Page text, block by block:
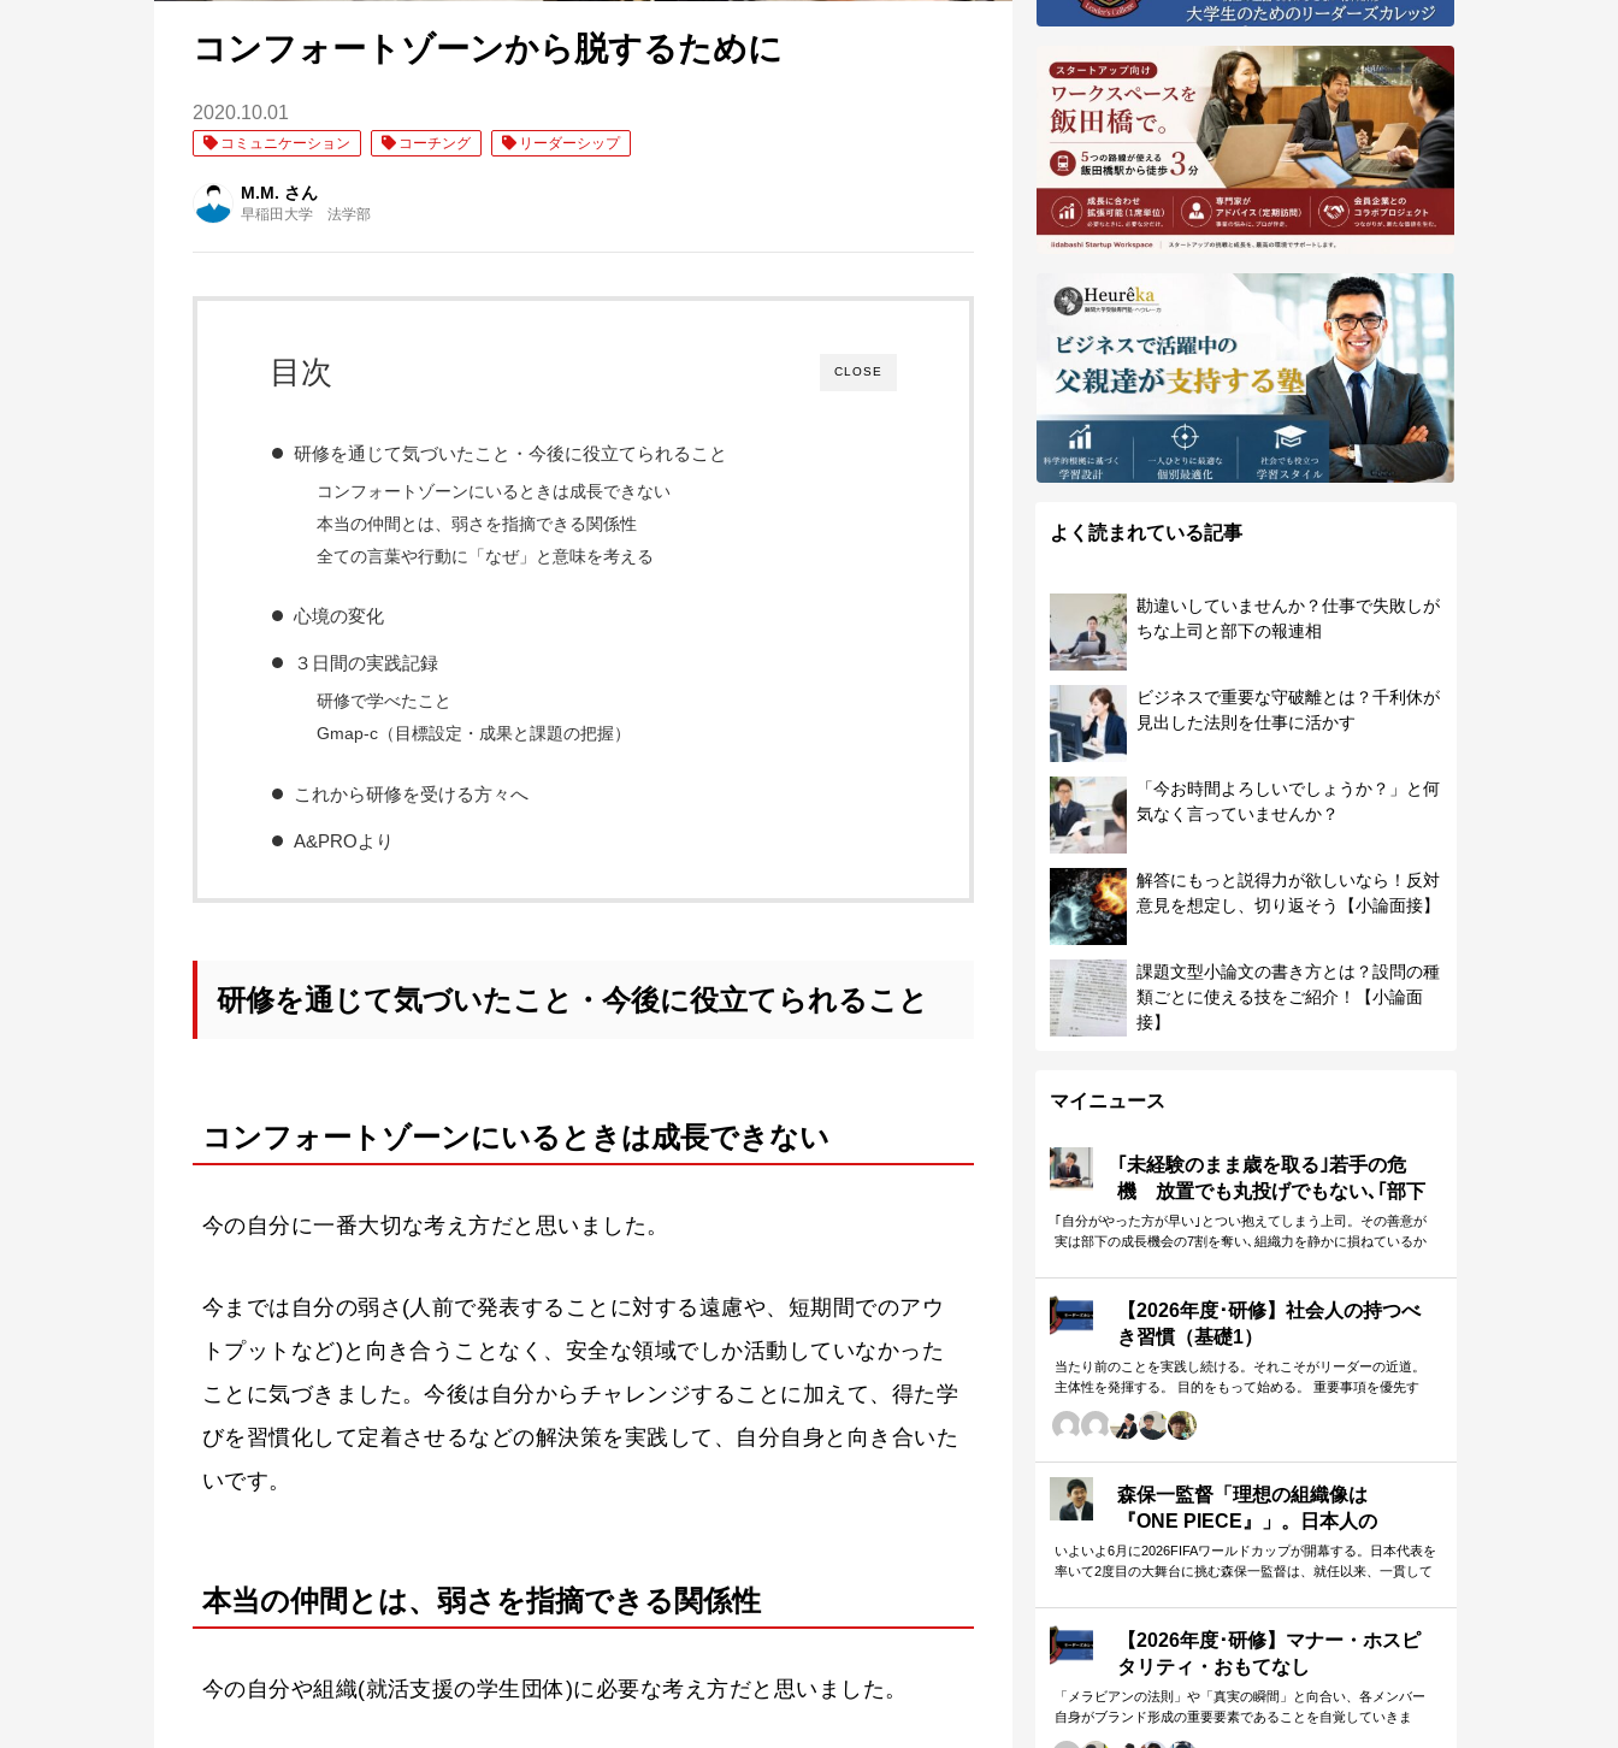
コンフォートゾーンから脱するために
2020.10.01
コミュニケーション コーチング リーダーシップ
M.M. さん
早稲田大学 法学部
CLOSE
目次
研修を通じて気づいたこと・今後に役立てられること
コンフォートゾーンにいるときは成長できない
本当の仲間とは、弱さを指摘できる関係性
全ての言葉や行動に「なぜ」と意味を考える
心境の変化
３日間の実践記録
研修で学べたこと
Gmap-c（目標設定・成果と課題の把握）
これから研修を受ける方々へ
A&PROより
研修を通じて気づいたこと・今後に役立てられること
コンフォートゾーンにいるときは成長できない
今の自分に一番大切な考え方だと思いました。
今までは自分の弱さ(人前で発表することに対する遠慮や、短期間でのアウ
トプットなど)と向き合うことなく、安全な領域でしか活動していなかった
ことに気づきました。今後は自分からチャレンジすることに加えて、得た学
びを習慣化して定着させるなどの解決策を実践して、自分自身と向き合いた
いです。
本当の仲間とは、弱さを指摘できる関係性
今の自分や組織(就活支援の学生団体)に必要な考え方だと思いました。
よく読まれている記事
勘違いしていませんか？仕事で失敗しが
ちな上司と部下の報連相
ビジネスで重要な守破離とは？千利休が
見出した法則を仕事に活かす
「今お時間よろしいでしょうか？」と何
気なく言っていませんか？
解答にもっと説得力が欲しいなら！反対
意見を想定し、切り返そう【小論面接】
課題文型小論文の書き方とは？設問の種
類ごとに使える技をご紹介！【小論面
接】
マイニュース
｢未経験のまま歳を取る｣若手の危
機 放置でも丸投げでもない､｢部下
に任せることができる上司｣になる
方法
｢自分がやった方が早い｣とつい抱えてしまう上司。その善意が
実は部下の成長機会の7割を奪い､組織力を静かに損ねているか
【2026年度･研修】社会人の持つべ
き習慣（基礎1）
当たり前のことを実践し続ける。それこそがリーダーの近道。
主体性を発揮する。 目的をもって始める。 重要事項を優先す
いきます。 評論家ではなく、我がこととして取り組むメンバー
森保一監督「理想の組織像は
『ONE PIECE』」。日本人の
「和」と「魂」を武器に世界へ挑む
①
いよいよ6月に2026FIFAワールドカップが開幕する。日本代表を
率いて2度目の大舞台に挑む森保一監督は、就任以来、一貫して
【2026年度･研修】マナー・ホスピ
タリティ・おもてなし
「メラビアンの法則」や「真実の瞬間」と向合い、各メンバー
自身がブランド形成の重要要素であることを自覚していきま